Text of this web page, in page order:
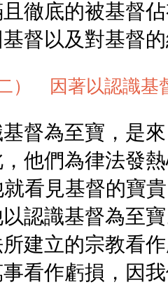
徹底的被基督
督以及對基督
二） 因著以認識基
基督為至寶，是
他們為律法發
就看見基督的寶
認識基督為至
建立的宗教看
看作虧損，因